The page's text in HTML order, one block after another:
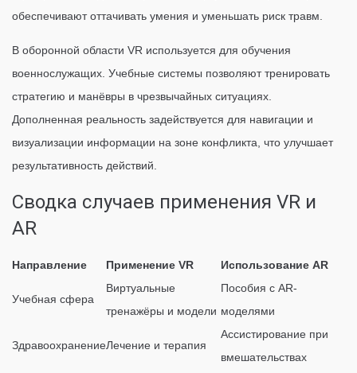
обеспечивают оттачивать умения и уменьшать риск травм.
В оборонной области VR используется для обучения
военнослужащих. Учебные системы позволяют тренировать
стратегию и манёвры в чрезвычайных ситуациях.
Дополненная реальность задействуется для навигации и
визуализации информации на зоне конфликта, что улучшает
результативность действий.
Сводка случаев применения VR и
AR
Направление Применение VR Использование AR
Учебная сфера
Виртуальные
тренажёры и модели
Пособия с AR-
моделями
ЗдравоохранениеЛечение и терапия
Ассистирование при
вмешательствах